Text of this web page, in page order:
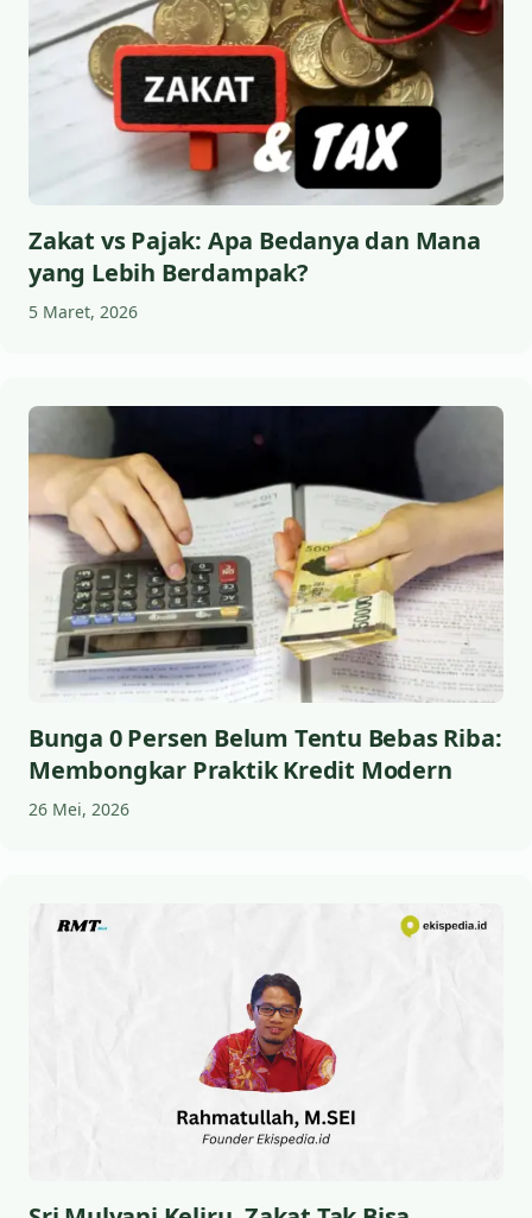
Zakat vs Pajak: Apa Bedanya dan Mana
yang Lebih Berdampak?
5 Maret, 2026
Bunga 0 Persen Belum Tentu Bebas Riba:
Membongkar Praktik Kredit Modern
26 Mei, 2026